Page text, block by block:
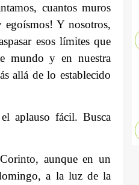
cuantos muros
egoísmos! Y nosotros,
esos límites que
mundo y en nuestra
allá de lo establecido
aplauso fácil. Busca
aunque en un
a la luz de la